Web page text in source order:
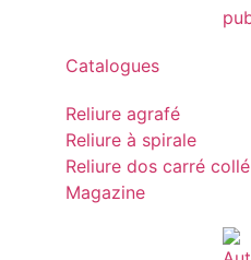
Catalogues
Reliure agrafé
Reliure à spirale
Reliure dos carré collé
Magazine